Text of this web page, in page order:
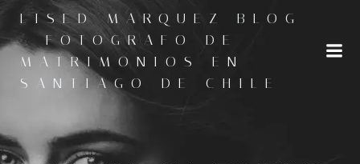
al
contenido
LISED MARQUEZ BLOG
- FOTOGRAFO DE
MATRIMONIOS EN
SANTIAGO DE CHILE